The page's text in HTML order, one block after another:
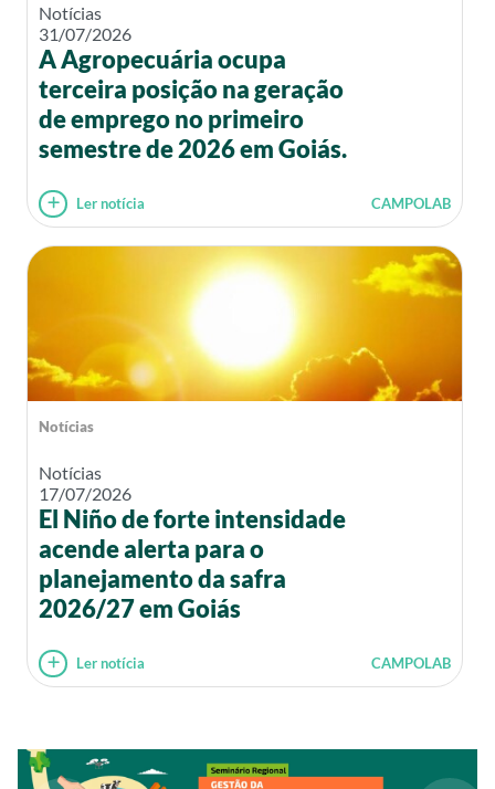
Notícias
31/07/2026
A Agropecuária ocupa
terceira posição na geração
de emprego no primeiro
semestre de 2026 em Goiás.
Ler notícia CAMPOLAB
Notícias
Notícias
17/07/2026
El Niño de forte intensidade
acende alerta para o
planejamento da safra
2026/27 em Goiás
Ler notícia CAMPOLAB